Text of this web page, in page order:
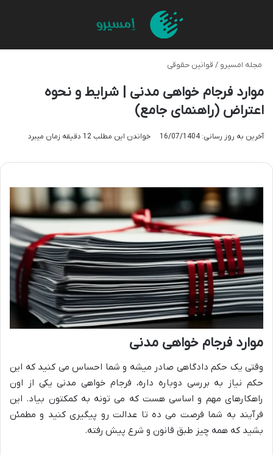
مجله امسیرو / قوانین حقوقی
موارد فرجام خواهی مدنی | شرایط و نحوه
اعتراض (راهنمای جامع)
آخرین به روز رسانی: 16/07/1404 خواندن این مطلب 12 دقیقه زمان میبرد
موارد فرجام خواهی مدنی
وقتی یک حکم دادگاهی صادر میشه و شما احساس می کنید که این
حکم نیاز به بررسی دوباره داره، فرجام خواهی مدنی یکی از اون
راهکارهای مهم و اساسی هست که می تونه به کمکتون بیاد. این
فرآیند به شما فرصت می ده تا عدالت رو پیگیری کنید و مطمئن
بشید که همه چیز طبق قانون و شرع پیش رفته.